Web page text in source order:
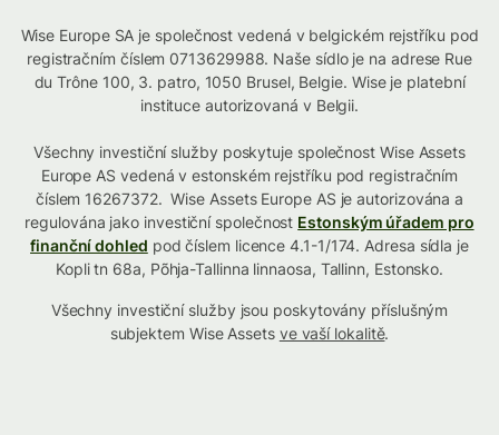
Wise Europe SA je společnost vedená v belgickém rejstříku pod
registračním číslem 0713629988. Naše sídlo je na adrese Rue
du Trône 100, 3. patro, 1050 Brusel, Belgie. Wise je platební
instituce autorizovaná v Belgii.
Všechny investiční služby poskytuje společnost Wise Assets
Europe AS vedená v estonském rejstříku pod registračním
číslem 16267372. Wise Assets Europe AS je autorizována a
regulována jako investiční společnost Estonským úřadem pro
finanční dohled pod číslem licence 4.1-1/174. Adresa sídla je
Kopli tn 68a, Põhja-Tallinna linnaosa, Tallinn, Estonsko.
Všechny investiční služby jsou poskytovány příslušným
subjektem Wise Assets ve vaší lokalitě.